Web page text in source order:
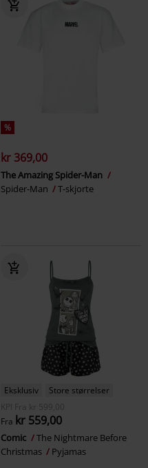
%
kr 369,00
The Amazing Spider-Man
Spider-Man
T-skjorte
Eksklusiv
Store størrelser
KPI
Fra kr 599,00
Fra kr 559,00
Comic
The Nightmare Before
Christmas
Pyjamas